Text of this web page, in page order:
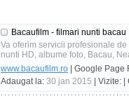
Bacaufilm - filmari nunti bacau
Va oferim servicii profesionale
nunti HD, albume foto, Bacau,
www.bacaufilm.ro | Google Page
Adaugat la: 30 jan 2015 | Vizite: